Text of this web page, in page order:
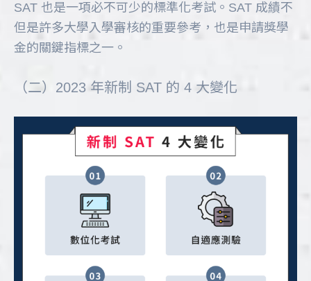
SAT 也是一項必不可少的標準化考試。SAT 成績不
但是許多大學入學審核的重要參考，也是申請獎學
金的關鍵指標之一。
（二）2023 年新制 SAT 的 4 大變化